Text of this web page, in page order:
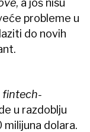
, a još nisu
probleme u
do novih
fintech-
u razdoblju
dolara.